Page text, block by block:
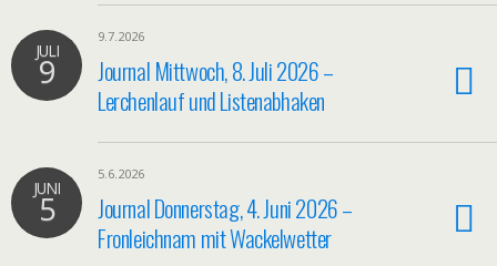
JULI
9
9.7.2026
Journal Mittwoch, 8. Juli 2026 –
Lerchenlauf und Listenabhaken
JUNI
5
5.6.2026
Journal Donnerstag, 4. Juni 2026 –
Fronleichnam mit Wackelwetter